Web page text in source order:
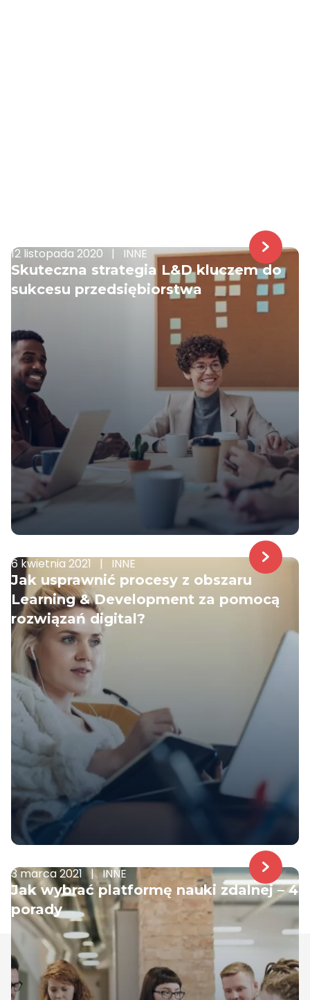
12 listopada 2020 | INNE
Skuteczna strategia L&D kluczem do
sukcesu przedsiębiorstwa
6 kwietnia 2021 | INNE
Jak usprawnić procesy z obszaru
Learning & Development za pomocą
rozwiązań digital?
3 marca 2021 | INNE
Jak wybrać platformę nauki zdalnej – 4
porady